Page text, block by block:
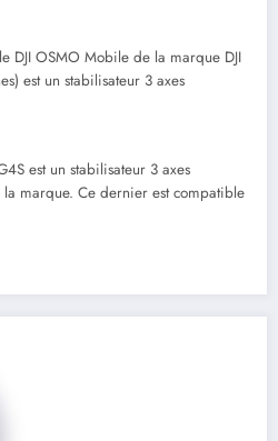
DJI OSMO Mobile de la marque DJI
est un stabilisateur 3 axes
est un stabilisateur 3 axes
marque. Ce dernier est compatible